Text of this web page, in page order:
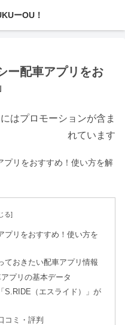
ー配車アプリをお
はプロモーションが含ま
れています
プリをおすすめ！使い方を
ておきたい配車アプリ情報
プリの基本データ
S.RIDE（エスライド）」が
コミ・評判